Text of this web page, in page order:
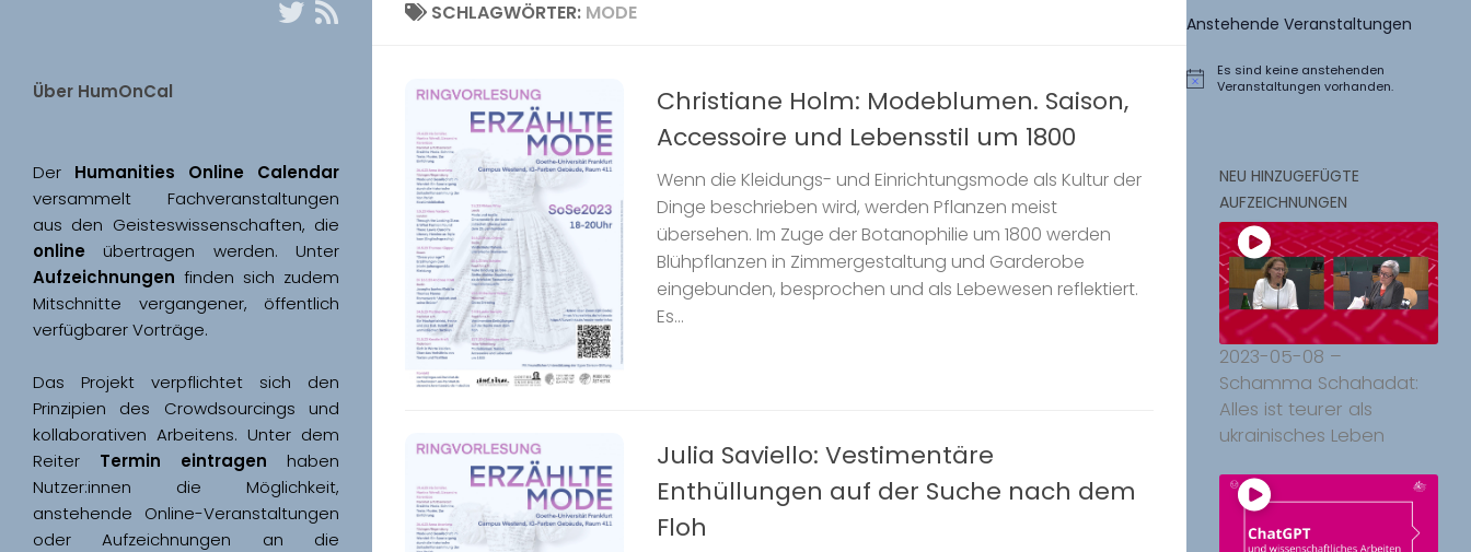
SCHLAGWÖRTER: MODE
Christiane Holm: Modeblumen. Saison,
Accessoire und Lebensstil um 1800
Wenn die Kleidungs- und Einrichtungsmode als Kultur der
Dinge beschrieben wird, werden Pflanzen meist
übersehen. Im Zuge der Botanophilie um 1800 werden
Blühpflanzen in Zimmergestaltung und Garderobe
eingebunden, besprochen und als Lebewesen reflektiert.
Es...
Julia Saviello: Vestimentäre
Enthüllungen auf der Suche nach dem
Floh
Über HumOnCal
Der
versammelt Fachveranstaltungen
online
Aufzeichnungen finden sich zudem
Mitschnitte vergangener, öffentlich
Das Projekt verpflichtet sich den
Prinzipien des Crowdsourcings und
kollaborativen Arbeitens. Unter dem
Reiter Termin eintragen haben
Nutzer:innen die Möglichkeit,
anstehende Online-Veranstaltungen
oder Aufzeichnungen an die
Anstehende Veranstaltungen
Hinweis
Es sind keine anstehenden
Veranstaltungen vorhanden.
NEU HINZUGEFÜGTE
AUFZEICHNUNGEN
2023-05-08 –
Schamma Schahadat:
Alles ist teurer als
ukrainisches Leben